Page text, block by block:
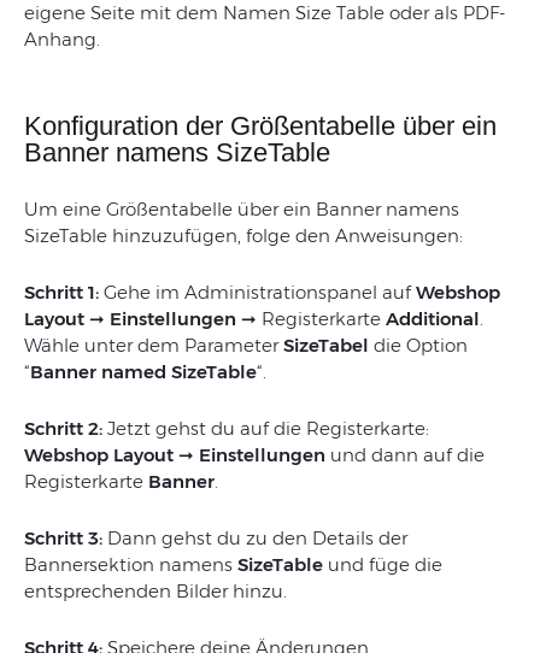
eigene Seite mit dem Namen Size Table oder als PDF-
Anhang.
Konfiguration der Größentabelle über ein
Banner namens SizeTable
Um eine Größentabelle über ein Banner namens
SizeTable hinzuzufügen, folge den Anweisungen:
Schritt 1: Gehe im Administrationspanel aufWebshop
Layout ➞ Einstellungen ➞ Registerkarte Additional.
Wähle unter dem ParameterSizeTabel die Option
“Banner named SizeTable“.
Schritt 2: Jetzt gehst du auf die Registerkarte:
Webshop Layout ➞ Einstellungen und dann auf die
Registerkarte Banner.
Schritt 3: Dann gehst du zu den Details der
Bannersektion namens SizeTable und füge die
entsprechenden Bilder hinzu.
Schritt 4: Speichere deine Änderungen.